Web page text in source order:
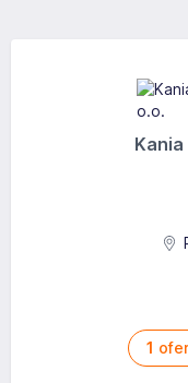
Kania
1